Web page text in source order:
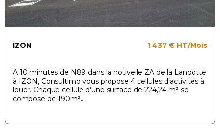
IZON 1 437 € HT/Mois
A 10 minutes de N89 dans la nouvelle ZA de la Landotte
à IZON, Consultimo vous propose 4 cellules d'activités à
louer. Chaque cellule d'une surface de 224,24 m² se
compose de 190m²...